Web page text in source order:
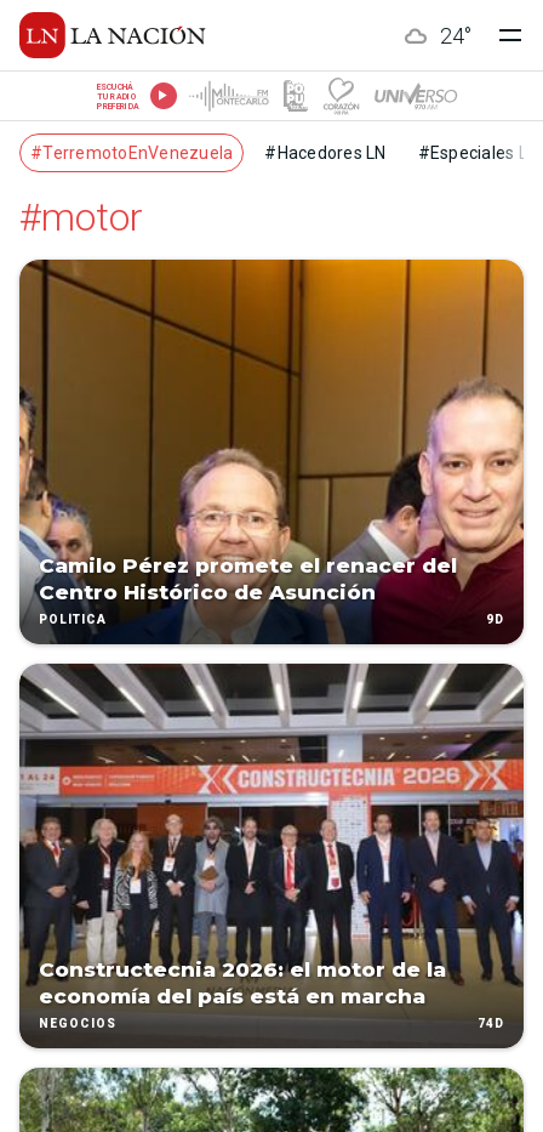
24°
ESCUCHÁ
TU RADIO
PREFERIDA
#TerremotoEnVenezuela #Hacedores LN #Especiales LN
#motor
Camilo Pérez promete el renacer del
Centro Histórico de Asunción
POLÍTICA 9D
Constructecnia 2026: el motor de la
economía del país está en marcha
NEGOCIOS 74D